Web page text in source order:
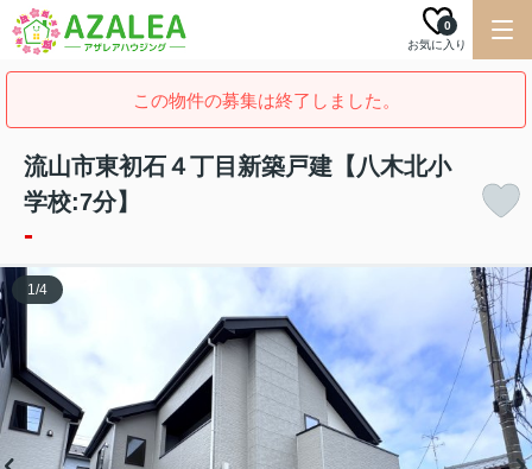
お気に入り
0
この物件の募集は終了しました。
流山市東初石４丁目新築戸建【八木北小
学校:7分】
-
1/4